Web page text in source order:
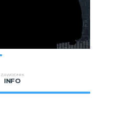
ZAWODNIK
INFO